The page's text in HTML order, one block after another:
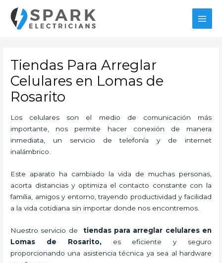
contenido
Tiendas Para Arreglar
Celulares en Lomas de
Rosarito
Los celulares son el medio de comunicación más
importante, nos permite hacer conexión de manera
inmediata, un servicio de telefonía y de internet
inalámbrico.
Este aparato ha cambiado la vida de muchas personas,
acorta distancias y optimiza el contacto constante con la
familia, amigos y entorno, trayendo productividad y facilidad
a la vida cotidiana sin importar donde nos encontremos.
Nuestro servicio de tiendas para arreglar celulares en
Lomas de Rosarito,es eficiente y seguro
proporcionando una asistencia técnica ya sea al hardware